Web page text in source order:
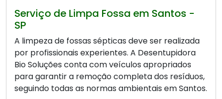
Serviço de Limpa Fossa em Santos -
SP
A limpeza de fossas sépticas deve ser realizada
por profissionais experientes. A Desentupidora
Bio Soluções conta com veículos apropriados
para garantir a remoção completa dos resíduos,
seguindo todas as normas ambientais em Santos.